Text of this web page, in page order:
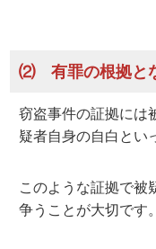
⑵ 有罪の根拠と
窃盗事件の証拠には
疑者自身の自白とい
このような証拠で被
争うことが大切です。